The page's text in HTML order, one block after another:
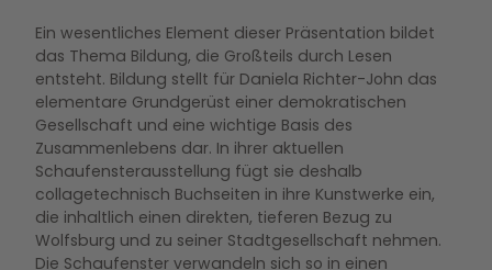
Ein wesentliches Element dieser Präsentation bildet
das Thema Bildung, die Großteils durch Lesen
entsteht. Bildung stellt für Daniela Richter-John das
elementare Grundgerüst einer demokratischen
Gesellschaft und eine wichtige Basis des
Zusammenlebens dar. In ihrer aktuellen
Schaufensterausstellung fügt sie deshalb
collagetechnisch Buchseiten in ihre Kunstwerke ein,
die inhaltlich einen direkten, tieferen Bezug zu
Wolfsburg und zu seiner Stadtgesellschaft nehmen.
Die Schaufenster verwandeln sich so in einen